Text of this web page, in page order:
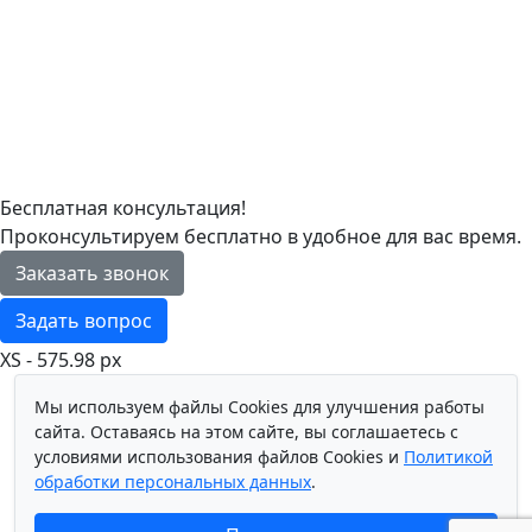
Бесплатная консультация!
Проконсультируем бесплатно в удобное для вас время.
Заказать звонок
Задать вопрос
XS - 575.98 px
Мы используем файлы Cookies для улучшения работы
сайта. Оставаясь на этом сайте, вы соглашаетесь с
условиями использования файлов Cookies и Политикой
обработки персональных данных.